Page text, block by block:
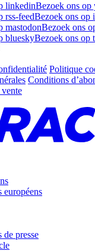
linkedinBezoek ons op
rss-feedBezoek ons op
mastodonBezoek ons
blueskyBezoek ons op
Politique
Conditions
européens
de presse